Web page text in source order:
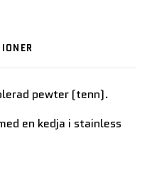
pewter (tenn).
en kedja i stainless